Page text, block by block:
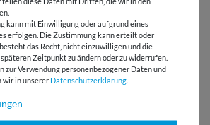
INTERESSANT
kann mit Einwilligung oder aufgrund eines
erfolgen. Die Zustimmung kann erteilt oder
das Recht, nicht einzuwilligen und die
Zeitpunkt zu ändern oder zu widerrufen.
Verwendung personenbezogener Daten und
wir in unserer Daten­schutz­erklärung